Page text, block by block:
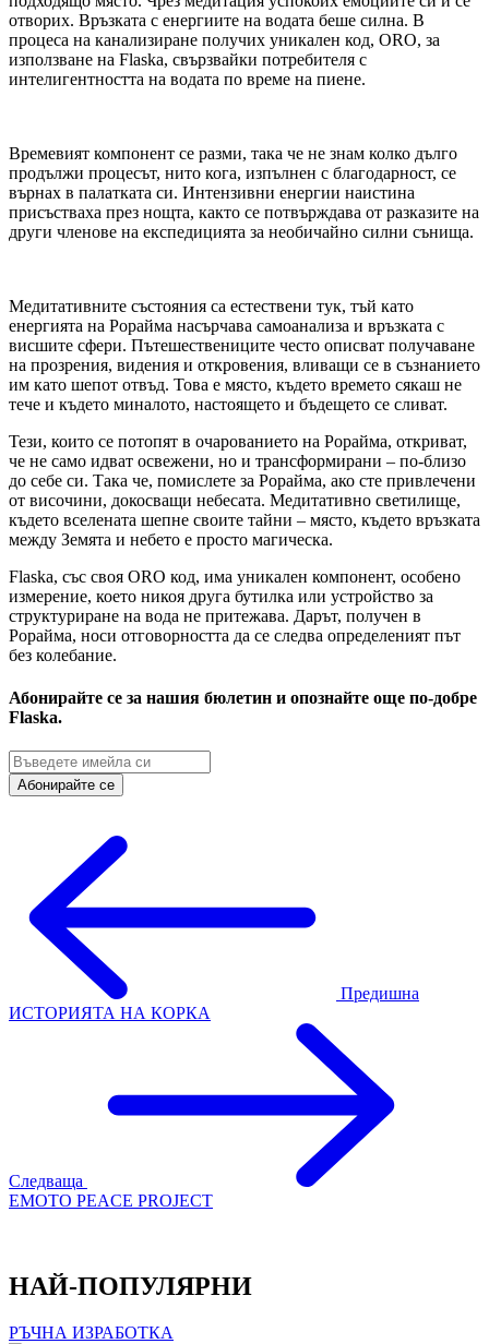
отворих. Връзката с енергиите на водата беше силна. В
процеса на канализиране получих уникален код, ORO, за
използване на Flaska, свързвайки потребителя с
интелигентността на водата по време на пиене.
Времевият компонент се разми, така че не знам колко дълго
продължи процесът, нито кога, изпълнен с благодарност, се
върнах в палатката си. Интензивни енергии наистина
присъстваха през нощта, както се потвърждава от разказите на
други членове на експедицията за необичайно силни сънища.
Медитативните състояния са естествени тук, тъй като
енергията на Рорайма насърчава самоанализа и връзката с
висшите сфери. Пътешествениците често описват получаване
на прозрения, видения и откровения, вливащи се в съзнанието
им като шепот отвъд. Това е място, където времето сякаш не
тече и където миналото, настоящето и бъдещето се сливат.
Тези, които се потопят в очарованието на Рорайма, откриват,
че не само идват освежени, но и трансформирани – по-близо
до себе си. Така че, помислете за Рорайма, ако сте привлечени
от височини, докосващи небесата. Медитативно светилище,
където вселената шепне своите тайни – място, където връзката
между Земята и небето е просто магическа.
Flaska, със своя ORO код, има уникален компонент, особено
измерение, което никоя друга бутилка или устройство за
структуриране на вода не притежава. Дарът, получен в
Рорайма, носи отговорността да се следва определеният път
без колебание.
Абонирайте се за нашия бюлетин и опознайте още по-добре
Flaska.
Абонирайте се
Предишна
ИСТОРИЯТА НА КОРКА
Следваща
EMOTO PEACE PROJECT
НАЙ-ПОПУЛЯРНИ
РЪЧНА ИЗРАБОТКА